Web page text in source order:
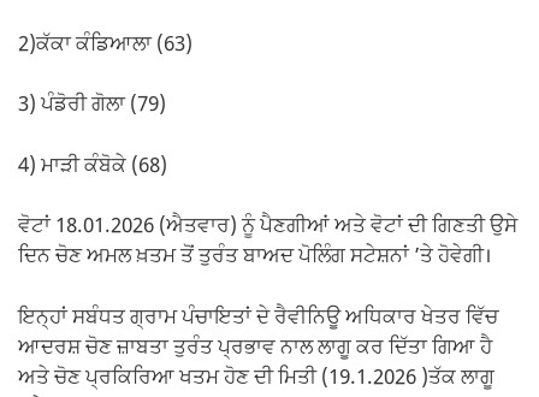
2)ਕੱਕਾ ਕੰਡਿਆਲਾ (63)
3) ਪੰਡੋਰੀ ਗੋਲਾ (79)
4) ਮਾੜੀ ਕੰਬੋਕੇ (68)
ਵੋਟਾਂ 18.01.2026 (ਐਤਵਾਰ) ਨੂੰ ਪੈਣਗੀਆਂ ਅਤੇ ਵੋਟਾਂ ਦੀ ਗਿਣਤੀ ਉਸੇ
ਦਿਨ ਚੋਣ ਅਮਲ ਖ਼ਤਮ ਤੋਂ ਤੁਰੰਤ ਬਾਅਦ ਪੋਲਿੰਗ ਸਟੇਸ਼ਨਾਂ ’ਤੇ ਹੋਵੇਗੀ।
ਇਨ੍ਹਾਂ ਸਬੰਧਤ ਗ੍ਰਾਮ ਪੰਚਾਇਤਾਂ ਦੇ ਰੈਵੀਨਿਊ ਅਧਿਕਾਰ ਖੇਤਰ ਵਿੱਚ
ਆਦਰਸ਼ ਚੋਣ ਜ਼ਾਬਤਾ ਤੁਰੰਤ ਪ੍ਰਭਾਵ ਨਾਲ ਲਾਗੂ ਕਰ ਦਿੱਤਾ ਗਿਆ ਹੈ
ਅਤੇ ਚੋਣ ਪ੍ਰਕਿਰਿਆ ਖਤਮ ਹੋਣ ਦੀ ਮਿਤੀ (19.1.2026 )ਤੱਕ ਲਾਗੂ